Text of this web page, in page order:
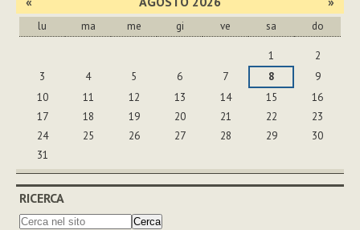
lu ma me gi ve sa do
1
2
3
4 5 6 7 8
9
10
11 12 13 14 15
16
17
18 19 20 21 22
23
24
25 26 27 28 29
30
31
RICERCA